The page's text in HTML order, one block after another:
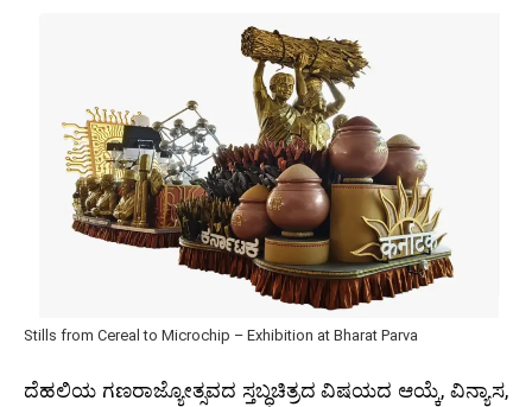
Stills from Cereal to Microchip – Exhibition at Bharat Parva
ದೆಹಲಿಯ ಗಣರಾಜ್ಯೋತ್ಸವದ ಸ್ತಬ್ಧಚಿತ್ರದ ವಿಷಯದ ಆಯ್ಕೆ, ವಿನ್ಯಾಸ,